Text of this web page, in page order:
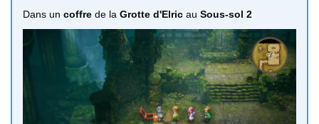
Dans un coffre de la Grotte d'Elric au Sous-sol 2